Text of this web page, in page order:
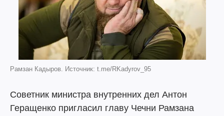
Рамзан Кадыров. Источник: t.me/RKadyrov_95
Советник министра внутренних дел Антон
Геращенко пригласил главу Чечни Рамзана